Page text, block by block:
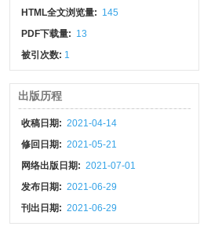
HTML全文浏览量: 145
PDF下载量: 13
被引次数: 1
出版历程
收稿日期: 2021-04-14
修回日期: 2021-05-21
网络出版日期: 2021-07-01
发布日期: 2021-06-29
刊出日期: 2021-06-29